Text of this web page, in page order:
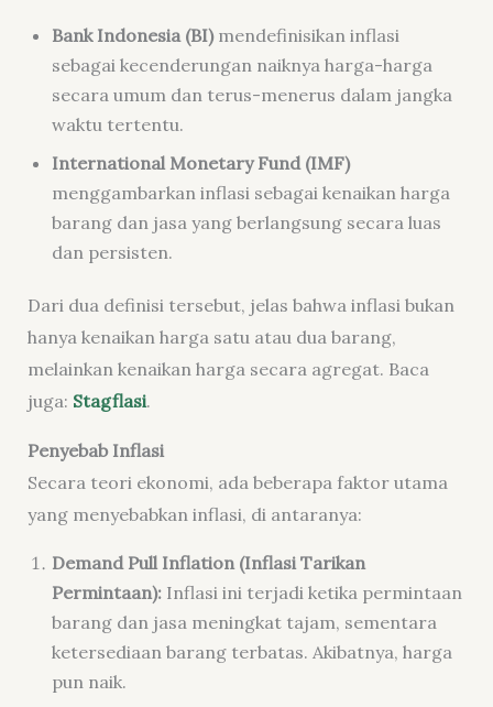
Bank Indonesia (BI)mendefinisikan inflasi
sebagai kecenderungan naiknya harga-harga
secara umum dan terus-menerus dalam jangka
waktu tertentu.
International Monetary Fund (IMF)
menggambarkan inflasi sebagai kenaikan harga
barang dan jasa yang berlangsung secara luas
dan persisten.
Dari dua definisi tersebut, jelas bahwa inflasi bukan
hanya kenaikan harga satu atau dua barang,
melainkan kenaikan harga secara agregat. Baca
juga: Stagflasi.
Penyebab Inflasi
Secara teori ekonomi, ada beberapa faktor utama
yang menyebabkan inflasi, di antaranya:
Demand Pull Inflation (Inflasi Tarikan
Permintaan): Inflasi ini terjadi ketika permintaan
barang dan jasa meningkat tajam, sementara
ketersediaan barang terbatas. Akibatnya, harga
pun naik.